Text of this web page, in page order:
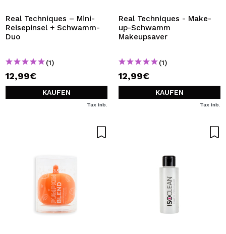
Real Techniques – Mini-
Reisepinsel + Schwamm-
Duo
(1)
12,99€
KAUFEN
Tax Inb.
Real Techniques - Make-
up-Schwamm
Makeupsaver
(1)
12,99€
KAUFEN
Tax Inb.